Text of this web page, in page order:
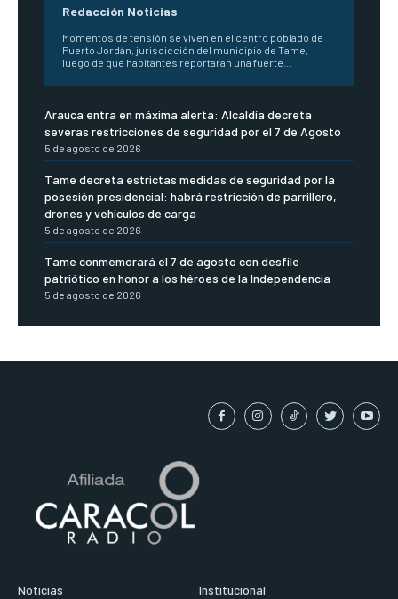
Redacción Noticias
Momentos de tensión se viven en el centro poblado de
Puerto Jordán, jurisdicción del municipio de Tame,
luego de que habitantes reportaran una fuerte...
Arauca entra en máxima alerta: Alcaldía decreta
severas restricciones de seguridad por el 7 de Agosto
5 de agosto de 2026
Tame decreta estrictas medidas de seguridad por la
posesión presidencial: habrá restricción de parrillero,
drones y vehículos de carga
5 de agosto de 2026
Tame conmemorará el 7 de agosto con desfile
patriótico en honor a los héroes de la Independencia
5 de agosto de 2026
Noticias Institucional